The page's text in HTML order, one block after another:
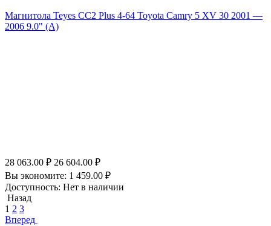
Магнитола Teyes CC2 Plus 4-64 Toyota Camry 5 XV 30 2001 —
2006 9.0" (A)
28 063.00 ₽ 26 604.00 ₽
Вы экономите: 1 459.00 ₽
Доступность: Нет в наличии
Назад
1 2 3
Вперед